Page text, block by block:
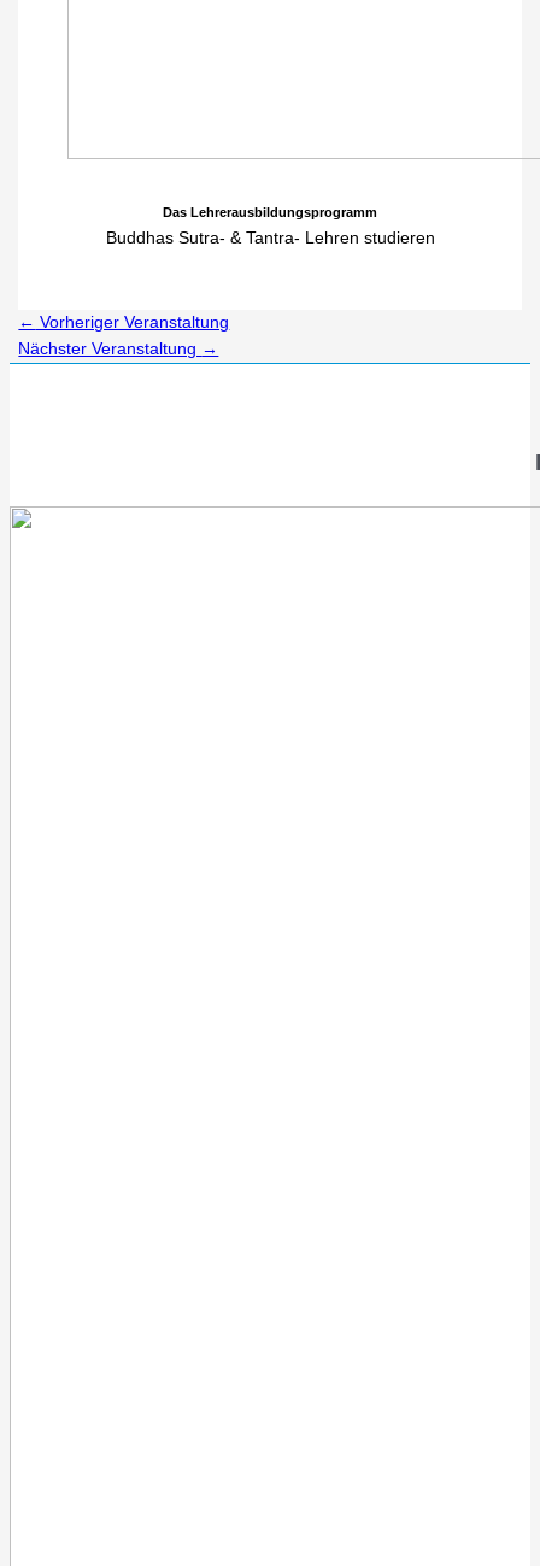
Das Lehrerausbildungsprogramm
Buddhas Sutra- & Tantra- Lehren studieren
← Vorheriger Veranstaltung
Nächster Veranstaltung →